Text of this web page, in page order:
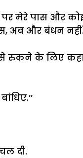
पास और कोई
अब और बंधन
रुकने के लिए कहा.
दी.